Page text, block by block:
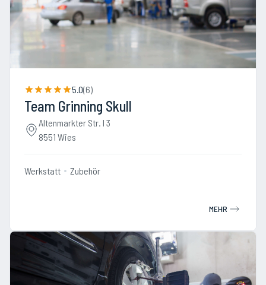
5.0(6)
Team Grinning Skull
Altenmarkter Str. I 3
8551 Wies
Werkstatt Zubehör
MEHR